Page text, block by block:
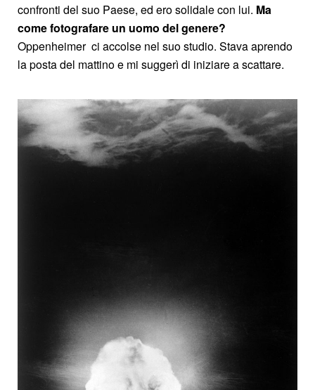
confronti del suo Paese, ed ero solidale con lui. Ma
come fotografare un uomo del genere?
Oppenheimer ci accolse nel suo studio. Stava aprendo
la posta del mattino e mi suggerì di iniziare a scattare.